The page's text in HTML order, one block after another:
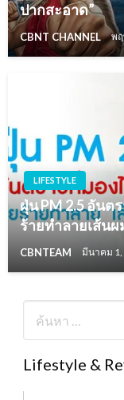
ปากสะอาด”
CBNT CHANNEL พ
LIFESTYLE
ฝุ่น PM 2.5 อันต
ร้ายทำลายเส้นผ
CBNTEAM มีนาคม 1,
Lifestyle &